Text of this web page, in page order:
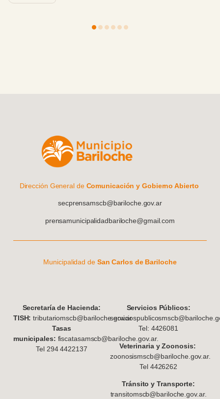
Dirección General de Comunicación y Gobierno Abierto
secprensamscb@bariloche.gov.ar
prensamunicipalidadbariloche@gmail.com
Municipalidad deSan Carlos de Bariloche
Secretaría de Hacienda:
TISH: tributariomscb@bariloche.gov.ar
Tasas
municipales: fiscatasamscb@bariloche.gov.ar.
Tel 294 4422137
Servicios Públicos:
Tel: 4426081
Veterinaria y Zoonosis:
zoonosismscb@bariloche.gov.ar.
Tel 4426262
Tránsito y Transporte:
transitomscb@bariloche.gov.ar.